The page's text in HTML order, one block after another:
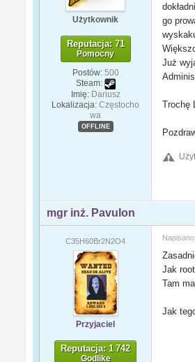
Użytkownik
Reputacja: 71
Pomocny
Postów: 500
Steam:
Imię: Dariusz
Lokalizacja: Częstocho
wa
OFFLINE
go
Już
Trochę
mgr inż. Pavulon
C35H60Br2N2O4
Przyjaciel
Reputacja: 1 742
Godlike
Jak
Tam
Jak